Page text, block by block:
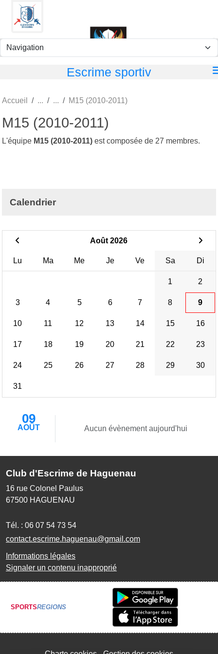
Escrime sportiv
Accueil M15 (2010-2011)
M15 (2010-2011)
L'équipe M15 (2010-2011) est composée de 27 membres.
Calendrier
Août 2026
Lu Ma Me Je Ve Sa Di
1 2
3 4 5 6 7 8 9
10 11 12 13 14 15 16
17 18 19 20 21 22 23
24 25 26 27 28 29 30
31
09
AOÛT Aucun évènement aujourd'hui
Club d'Escrime de Haguenau
16 rue Colonel Paulus
67500 HAGUENAU
Tél. : 06 07 54 73 54
contact.escrime.haguenau@gmail.com
Informations légales
Signaler un contenu inapproprié
SPORTSREGIONS
Panneau de gestion des cookies